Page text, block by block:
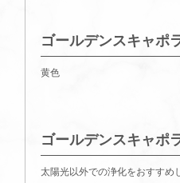
ゴールデンスキャポ
黄色
ゴールデンスキャポ
太陽光以外での浄化をおすすめ